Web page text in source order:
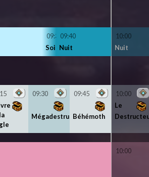
09:35
Soir
09:40
Nuit
10:00
Nuit
09:30
Mégadestructeur
09:45
Béhémoth
10:00
Le
10:00